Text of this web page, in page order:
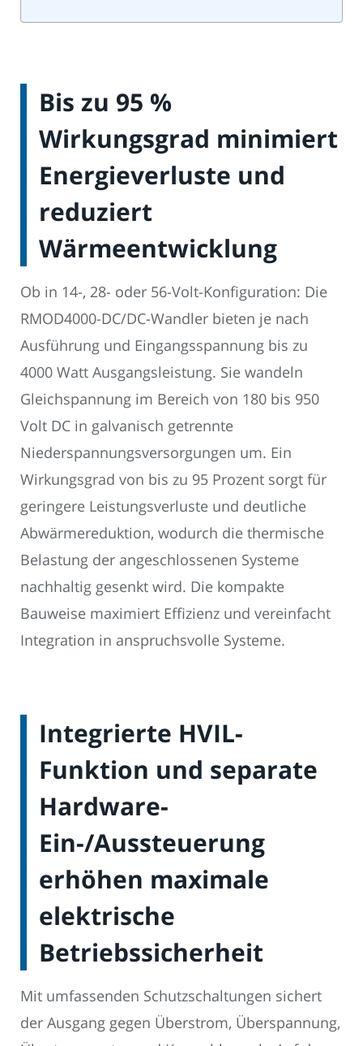
Bis zu 95 %
Wirkungsgrad minimiert
Energieverluste und
reduziert
Wärmeentwicklung
Ob in 14-, 28- oder 56-Volt-Konfiguration: Die
RMOD4000-DC/DC-Wandler bieten je nach
Ausführung und Eingangsspannung bis zu
4000 Watt Ausgangsleistung. Sie wandeln
Gleichspannung im Bereich von 180 bis 950
Volt DC in galvanisch getrennte
Niederspannungsversorgungen um. Ein
Wirkungsgrad von bis zu 95 Prozent sorgt für
geringere Leistungsverluste und deutliche
Abwärmereduktion, wodurch die thermische
Belastung der angeschlossenen Systeme
nachhaltig gesenkt wird. Die kompakte
Bauweise maximiert Effizienz und vereinfacht
Integration in anspruchsvolle Systeme.
Integrierte HVIL-
Funktion und separate
Hardware-
Ein-/Aussteuerung
erhöhen maximale
elektrische
Betriebssicherheit
Mit umfassenden Schutzschaltungen sichert
der Ausgang gegen Überstrom, Überspannung,